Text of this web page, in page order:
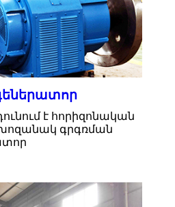
է հորիզոնական
գրգռման